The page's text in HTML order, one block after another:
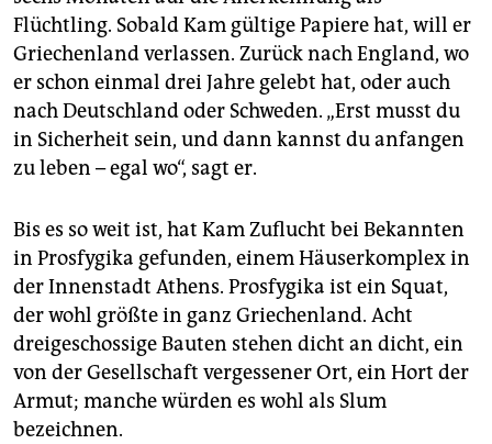
Flüchtling. Sobald Kam gültige Papiere hat, will er
Griechenland verlassen. Zurück nach England, wo
er schon einmal drei Jahre gelebt hat, oder auch
nach Deutschland oder Schweden. „Erst musst du
in Sicherheit sein, und dann kannst du anfangen
zu leben – egal wo“, sagt er.
Bis es so weit ist, hat Kam Zuflucht bei Bekannten
in Prosfygika gefunden, einem Häuserkomplex in
der Innenstadt Athens. Prosfygika ist ein Squat,
der wohl größte in ganz Griechenland. Acht
dreigeschossige Bauten stehen dicht an dicht, ein
von der Gesellschaft vergessener Ort, ein Hort der
Armut; manche würden es wohl als Slum
bezeichnen.